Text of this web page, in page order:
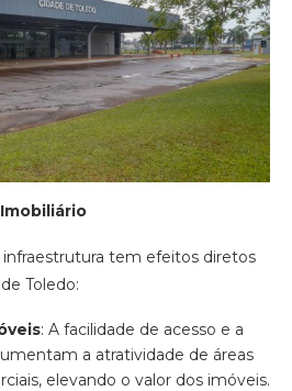
tem efeitos diretos
Toledo:
: A facilidade de acesso e a
a atratividade de áreas
elevando o valor dos imóveis.